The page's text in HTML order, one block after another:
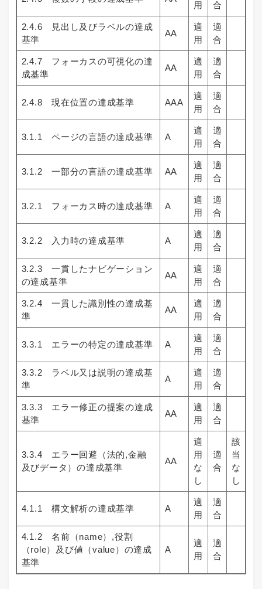
用 合
2.4.6 見出し及びラベルの達成
基準
AA
適
用
適
合
2.4.7 フォーカスの可視化の達
成基準
AA
適
用
適
合
2.4.8 現在位置の達成基準 AAA
適
用
適
合
3.1.1 ページの言語の達成基準 A
適
用
適
合
3.1.2 一部分の言語の達成基準 AA
適
用
適
合
3.2.1 フォーカス時の達成基準 A
適
用
適
合
3.2.2 入力時の達成基準 A
適
用
適
合
3.2.3 一貫したナビゲーション
の達成基準
AA
適
用
適
合
3.2.4 一貫した識別性の達成基
準
AA
適
用
適
合
3.3.1 エラーの特定の達成基準 A
適
用
適
合
3.3.2 ラベル又は説明の達成基
準
A
適
用
適
合
3.3.3 エラー修正の提案の達成
基準
AA
適
用
適
合
3.3.4 エラー回避（法的,金融
及びデータ）の達成基準
AA
適
用
な
し
適
合
該
当
な
し
4.1.1 構文解析の達成基準 A
適
用
適
合
4.1.2 名前（name）,役割
（role）及び値（value）の達成
基準
A
適
用
適
合